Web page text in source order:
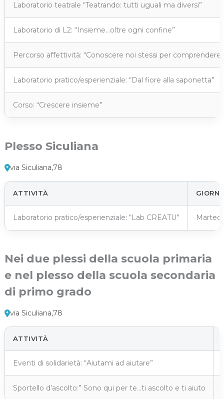
Laboratorio teatrale “Teatrando: tutti uguali ma diversi”
Laboratorio di L2: “Insieme…oltre ogni confine”
Percorso affettività: “Conoscere noi stessi per comprendere
Laboratorio pratico/esperienziale: “Dal fiore alla saponetta”
Corso: “Crescere insieme”
Plesso Siculiana
via Siculiana,78
ATTIVITÀ GIORNI
Laboratorio pratico/esperienziale: “Lab CREATU” Martedì
Nei due plessi della scuola primaria
e nel plesso della scuola secondaria
di primo grado
via Siculiana,78
ATTIVITÀ
Eventi di solidarietà: “Aiutami ad aiutare”
Sportello d’ascolto:” Sono qui per te…ti ascolto e ti aiuto